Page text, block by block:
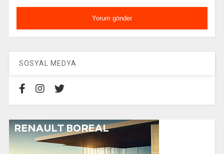
SOSYAL MEDYA